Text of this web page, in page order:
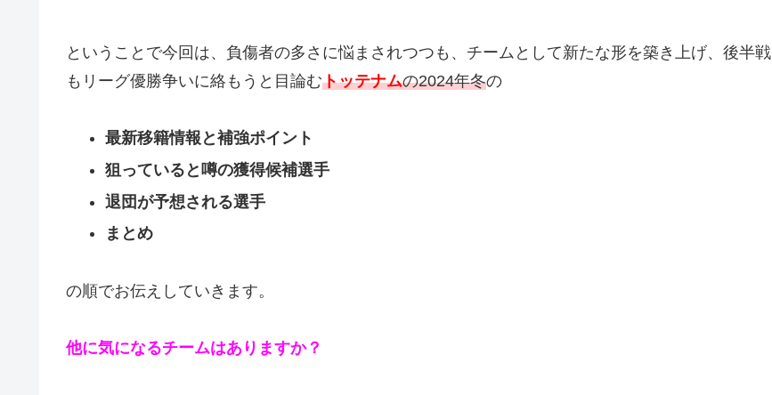
ということで今回は、負傷者の多さに悩まされつつも、チームとして新たな形を築き上げ、後半戦
もリーグ優勝争いに絡もうと目論むトッテナムの2024年冬の
最新移籍情報と補強ポイント
狙っていると噂の獲得候補選手
退団が予想される選手
まとめ
の順でお伝えしていきます。
他に気になるチームはありますか？